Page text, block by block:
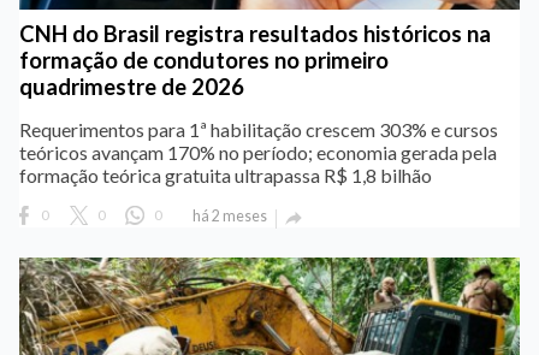
CNH do Brasil registra resultados históricos na
formação de condutores no primeiro
quadrimestre de 2026
Requerimentos para 1ª habilitação crescem 303% e cursos
teóricos avançam 170% no período; economia gerada pela
formação teórica gratuita ultrapassa R$ 1,8 bilhão
0 0 0 há 2 meses 